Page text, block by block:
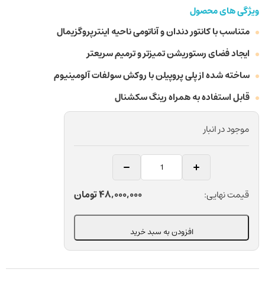
ویژگی های محصول
متناسب با کانتور دندان و آناتومی ناحیه اینترپروگزیمال
ایجاد فضای رستوریشن تمیزتر و ترمیم سریعتر
ساخته شده از پلی پروپیلن با روکش سولفات آلومینیوم
قابل استفاده به همراه رینگ سکشنال
موجود در انبار
وج
آسورت
گریسون
قیمت نهایی: 48,000,000تومان
افزودن به سبد خرید